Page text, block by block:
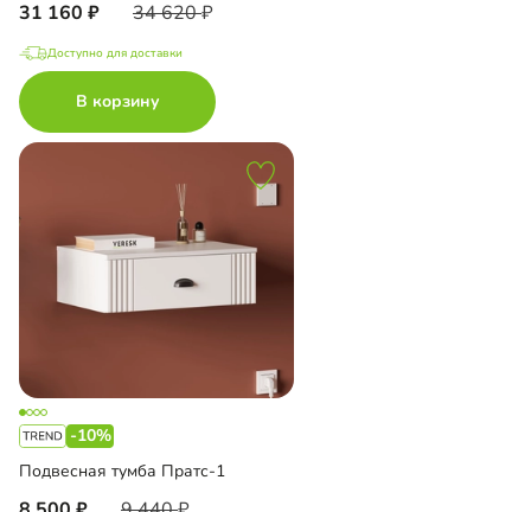
31 160 34 620
Доступно для доставки
В корзину
-10%
Подвесная тумба Пратс-1